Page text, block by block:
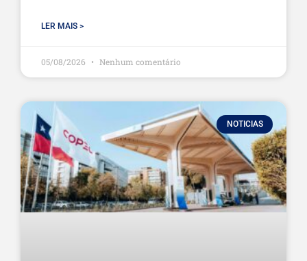
LER MAIS >
05/08/2026 Nenhum comentário
NOTICIAS